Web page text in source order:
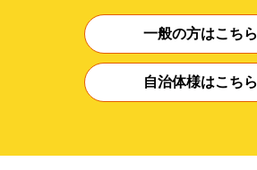
一般の方はこちら
自治体様はこちら